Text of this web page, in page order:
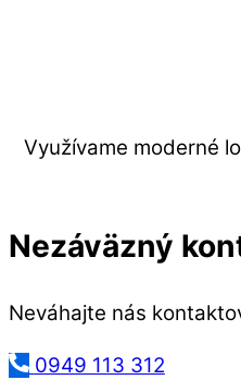
Využívame moderné
Nezáväzný
Neváhajte nás
0949 113 312